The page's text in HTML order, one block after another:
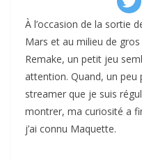
À l’occasion de la sortie
Mars et au milieu de
Remake, un petit jeu
attention. Quand, un peu
streamer que je suis
montrer, ma curiosité a
j’ai connu Maquette.